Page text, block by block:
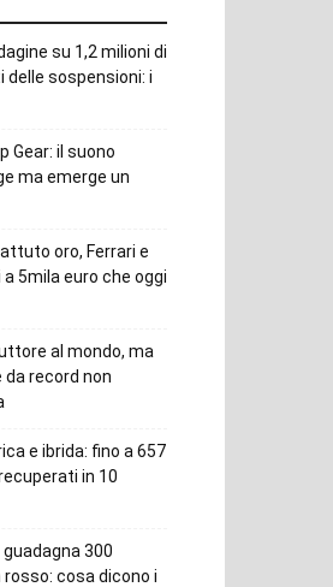
su 1,2 milioni di
sospensioni: i
Gear: il suono
ma emerge un
oro, Ferrari e
5mila euro che oggi
al mondo, ma
record non
e ibrida: fino a 657
in 10
300
rosso: cosa dicono i